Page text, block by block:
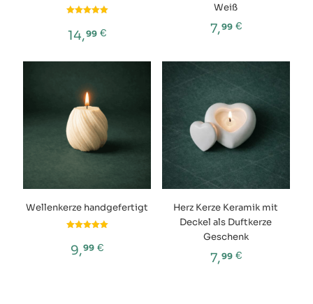
mit
5.00
von 5
14,99 €
Weiß
7,99 €
Wellenkerze handgefertigt
mit
5.00
von 5
9,99 €
Herz Kerze Keramik mit
Deckel als Duftkerze
Geschenk
7,99 €